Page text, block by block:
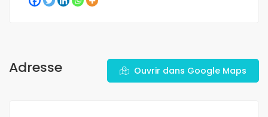
Adresse Ouvrir dans Google Maps